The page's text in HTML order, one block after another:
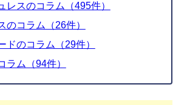
レスのコラム（495件）
のコラム（26件）
ドのコラム（29件）
ラム（94件）